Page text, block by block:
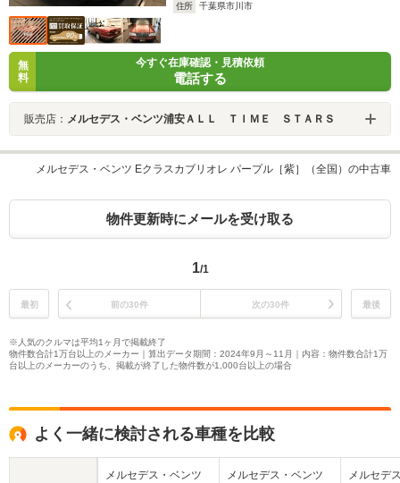
住所
千葉県市川市
無
料
今すぐ在庫確認・見積依頼
電話する
販売店： メルセデス・ベンツ浦安ＡＬＬ ＴＩＭＥ ＳＴＡＲＳ
メルセデス・ベンツ Eクラスカブリオレ パープル［紫］（全国）の中古車
物件更新時にメールを受け取る
1/1
最初 前の30件 次の30件 最後
※人気のクルマは平均1ヶ月で掲載終了
物件数合計1万台以上のメーカー｜算出データ期間：2024年9月～11月｜内容：物件数合計1万
台以上のメーカーのうち、掲載が終了した物件数が1,000台以上の場合
よく一緒に検討される車種を比較
メルセデス・ベンツ メルセデス・ベンツ メルセデ